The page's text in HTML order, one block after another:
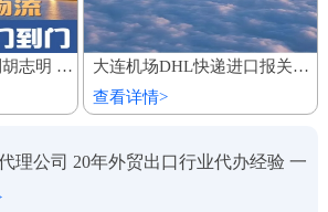
中国发到越南快递到胡志明 家具建材陆运船运出口 整柜专线运输
大连机场DHL快递进口报关代理公司
查看详情>
理公司 20年外贸出口行业代办经验 一